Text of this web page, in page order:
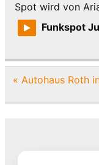
Spot wird von
Funkspot
Beitragsnavigation
« Autohaus Roth